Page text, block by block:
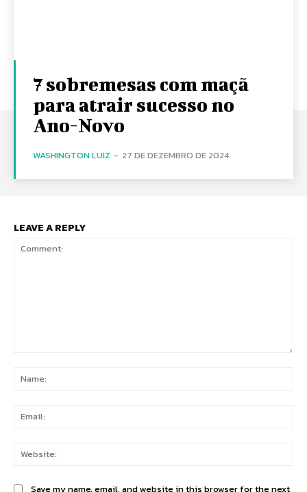
7 sobremesas com maçã
para atrair sucesso no
Ano-Novo
WASHINGTON LUIZ - 27 DE DEZEMBRO DE 2024
LEAVE A REPLY
Save my name, email, and website in this browser for the next